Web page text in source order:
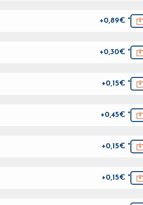
+0,89€ *
+0,30€ *
+0,15€ *
+0,45€ *
+0,15€ *
+0,15€ *